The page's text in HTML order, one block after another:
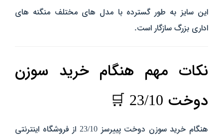
این سایز به طور گسترده با مدل‌ های مختلف منگنه‌ های
اداری بزرگ سازگار است.
نکات مهم هنگام خرید سوزن
دوخت 23/10 🛒
هنگام خرید سوزن دوخت پییرسز 23/10 از فروشگاه اینترنتی